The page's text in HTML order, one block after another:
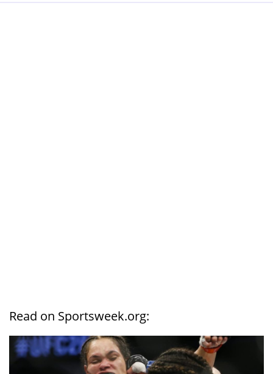
Read on Sportsweek.org: